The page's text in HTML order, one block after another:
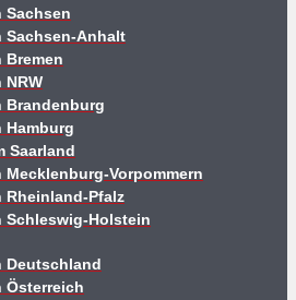
Sachsen
Sachsen-Anhalt
Bremen
NRW
Brandenburg
Hamburg
Saarland
Mecklenburg-Vorpommern
Rheinland-Pfalz
Schleswig-Holstein
Deutschland
Österreich